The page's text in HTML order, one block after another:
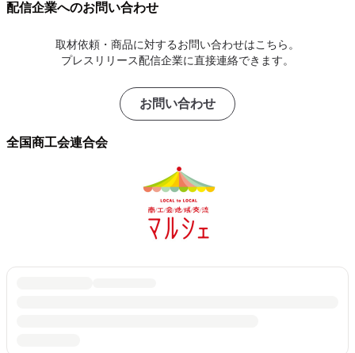
配信企業へのお問い合わせ
取材依頼・商品に対するお問い合わせはこちら。
プレスリリース配信企業に直接連絡できます。
お問い合わせ
全国商工会連合会